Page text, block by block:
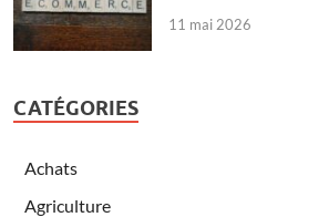
11 mai 2026
CATÉGORIES
Achats
Agriculture